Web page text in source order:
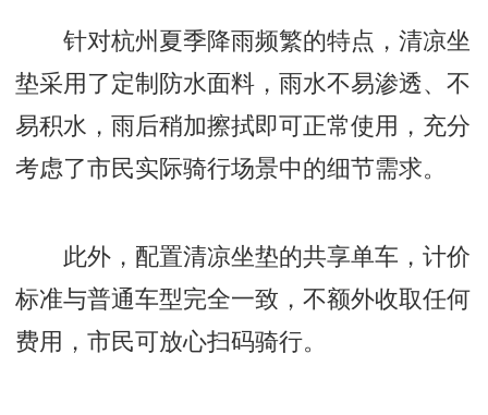
针对杭州夏季降雨频繁的特点，清凉坐
垫采用了定制防水面料，雨水不易渗透、不
易积水，雨后稍加擦拭即可正常使用，充分
考虑了市民实际骑行场景中的细节需求。
此外，配置清凉坐垫的共享单车，计价
标准与普通车型完全一致，不额外收取任何
费用，市民可放心扫码骑行。